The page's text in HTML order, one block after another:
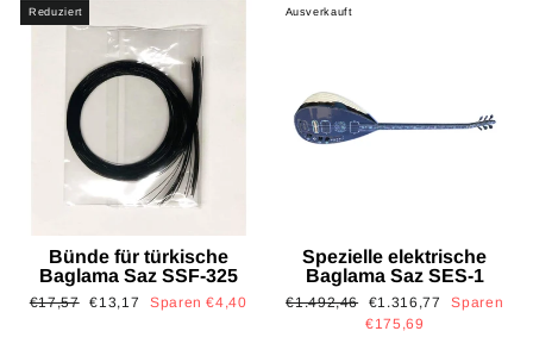
Reduziert
Bünde für türkische
Baglama Saz SSF-325
Normaler
€17,57 Sonderpreis
€13,17 Sparen €4,40
Ausverkauft
Spezielle elektrische
Baglama Saz SES-1
Normaler
€1.492,46 Sonderpreis
€1.316,77
Sparen
€175,69